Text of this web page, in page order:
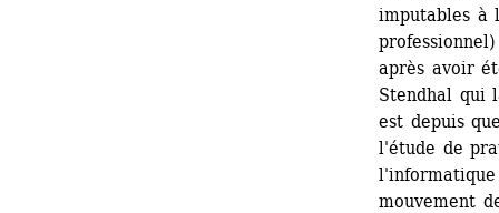
imputables à
après avoir
Stendhal qui
est depuis
l'étude de
mouvement